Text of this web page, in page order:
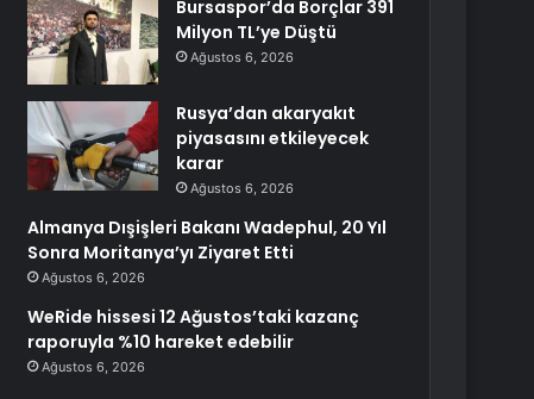
Bursaspor’da Borçlar 391
Milyon TL’ye Düştü
Ağustos 6, 2026
Rusya’dan akaryakıt
piyasasını etkileyecek
karar
Ağustos 6, 2026
Almanya Dışişleri Bakanı Wadephul, 20 Yıl
Sonra Moritanya’yı Ziyaret Etti
Ağustos 6, 2026
WeRide hissesi 12 Ağustos’taki kazanç
raporuyla %10 hareket edebilir
Ağustos 6, 2026